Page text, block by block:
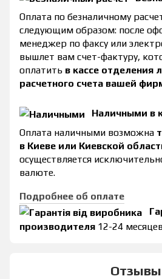
Оплата по безналичному
следующим образом: после
менеджер по факсу или
вышлет вам счет-фактуру,
оплатить в кассе отделения
расчетного счета вашей
Наличными в
Оплата наличными возможна
в Киеве или Киевской
осуществляется
валюте.
Подробнее об оплате
производителя 12-24
Отзывы